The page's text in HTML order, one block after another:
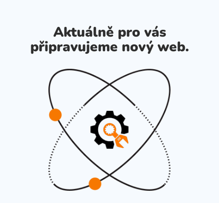
Aktuálně pro vás
připravujeme nový web.